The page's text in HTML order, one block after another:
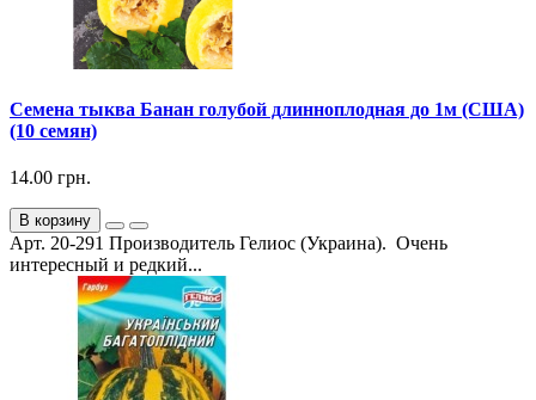
Семена тыква Банан голубой длинноплодная до 1м (США)
(10 семян)
14.00 грн.
В корзину
Арт. 20-291 Производитель Гелиос (Украина). Очень
интересный и редкий...